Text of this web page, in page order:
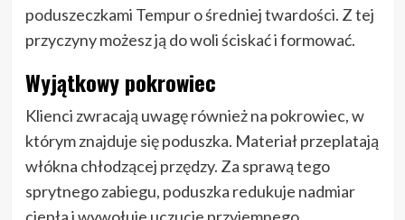
poduszeczkami Tempur o średniej twardości. Z tej
przyczyny możesz ją do woli ściskać i formować.
Wyjątkowy pokrowiec
Klienci zwracają uwagę również na pokrowiec, w
którym znajduje się poduszka. Materiał przeplatają
włókna chłodzącej przędzy. Za sprawą tego
sprytnego zabiegu, poduszka redukuje nadmiar